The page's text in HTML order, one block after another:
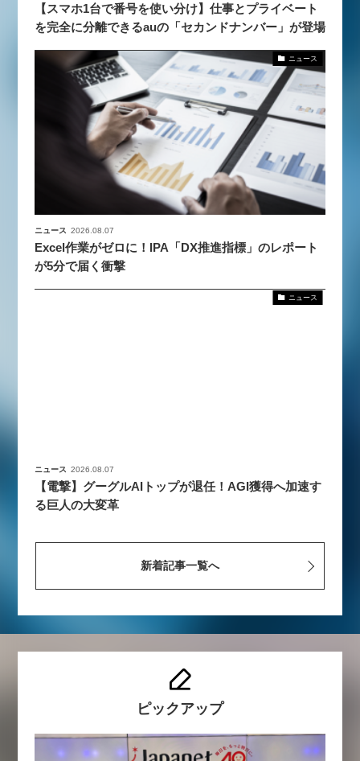
【スマホ1台で番号を使い分け】仕事とプライベート
を完全に分離できるauの「セカンドナンバー」が登場
ニュース
ニュース 2026.08.07
Excel作業がゼロに！IPA「DX推進指標」のレポート
が5分で届く衝撃
ニュース
ニュース 2026.08.07
【電撃】グーグルAIトップが退任！AGI獲得へ加速す
る巨人の大変革
新着記事一覧へ
ピックアップ